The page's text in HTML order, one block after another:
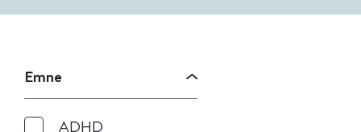
Emne
ADHD